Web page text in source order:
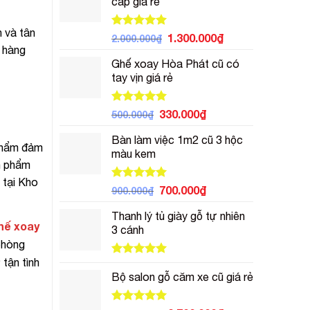
700.000₫.
Được xếp
5 sao
2.000.000₫ Giá
là:
2.000.000₫.
1.300.000₫Giá
tại
Ghế xoay Hòa Phát cũ có
tay vịn giá rẻ
Được xếp
5.00
5 sao
500.000₫ Giá
là:
330.000₫Giá
tại
Bàn làm việc 1m2 cũ 3 hộc
màu kem
Được xếp
5.00
5 sao
900.000₫ Giá
là:
700.000₫Giá
tại
Thanh lý tủ giày gỗ tự nhiên
3 cánh
hạng5.00
5 sao
Bộ salon gỗ căm xe cũ giá rẻ
và tân
đảm
phẩm
tại Kho
xoay
tình